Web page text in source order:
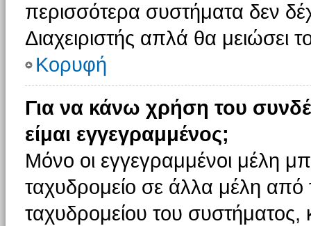
περισσότερα συστήματα δεν
Διαχειριστής απλά θα μειώσει
Κορυφή
Για να κάνω χρήση του
είμαι εγγεγραμμένος;
Μόνο οι εγγεγραμμένοι μέλη
ταχυδρομείο σε άλλα μέλη
ταχυδρομείου του συστήματος,